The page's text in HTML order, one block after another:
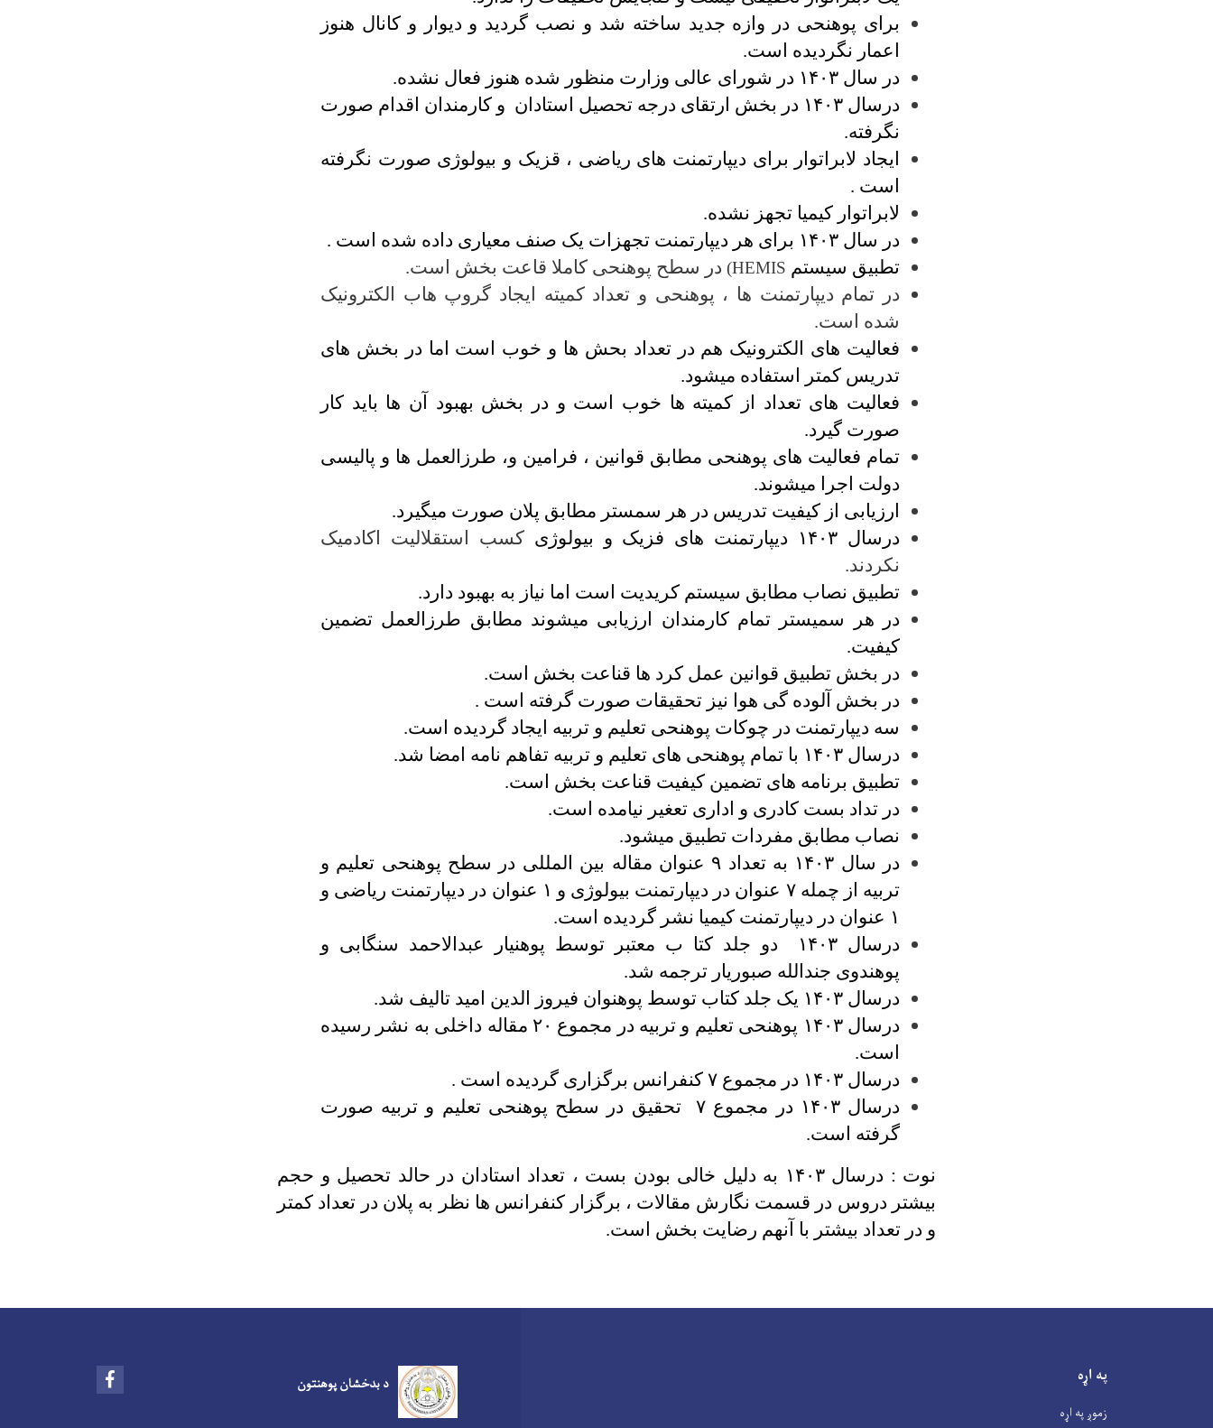
برای پوهنحی در وازه جدید ساخته شد و نصب گردید و دیوار و کانال هنوز
اعمار نگردیده است.
در سال ۱۴۰۳ در شورای عالی وزارت منظور شده هنوز فعال نشده.
درسال ۱۴۰۳ در بخش ارتقای درجه تحصیل استادان و کارمندان اقدام صورت
نگرفته.
ایجاد لابراتوار برای دیپارتمنت های ریاضی ، قزیک و بیولوژی صورت نگرفته
است .
لابراتوار کیمیا تجهز نشده.
در سال ۱۴۰۳ برای هر دیپارتمنت تجهزات یک صنف معیاری داده شده است .
تطبیق سیستم HEMIS
) در سطح پوهنحی کاملا قاعت بخش است.
در تمام دیپارتمنت ها ، پوهنحی و تعداد کمیته ایجاد گروپ هاب الکترونیک
شده است.
فعالیت های الکترونیک هم در تعداد بحش ها و خوب است اما در بخش های
تدریس کمتر استفاده می­شود.
فعالیت های تعداد از کمیته ها خوب است و در بخش بهبود آن ها باید کار
صورت گیرد.
تمام فعالیت های پوهنحی مطابق قوانین ، فرامین و، طرزالعمل ها و پالیسی
دولت اجرا می­شوند.
ارزیابی از کیفیت تدریس در هر سمستر مطابق پلان صورت می­گیرد.
درسال ۱۴۰۳ دیپارتمنت های فزیک و بیولوژی
کسب استقلالیت اکادمیک
نکردند.
تطبیق نصاب مطابق سیستم کریدیت است اما نیاز به بهبود دارد.
در هر سمیستر تمام کارمندان ارزیابی می­شوند مطابق طرزالعمل تضمین
کیفیت.
در بخش تطبیق قوانین عمل کرد ها قناعت بخش است.
در بخش آلوده گی هوا نیز تحقیقات صورت گرفته است .
سه دیپارتمنت در چوکات پوهنحی تعلیم و تربیه ایجاد گردیده است.
درسال ۱۴۰۳ با تمام پوهنحی های تعلیم و تربیه تفاهم نامه امضا شد.
تطبیق برنامه های تضمین کیفیت قناعت بخش است.
در تداد بست کادری و اداری تعغیر نیامده است.
نصاب مطابق مفردات تطبیق می­شود.
در سال ۱۴۰۳ به تعداد ۹ عنوان مقاله بین المللی در سطح پوهنحی تعلیم و
تربیه از چمله ۷ عنوان در دیپارتمنت بیولوژی و ۱ عنوان در دیپارتمنت ریاضی و
۱ عنوان در دیپارتمنت کیمیا نشر گردیده است.
درسال ۱۴۰۳ دو جلد کتا ب معتبر توسط پوهنیار عبدالاحمد سنگابی و
پوهندوی جندالله صبوریار ترجمه شد.
درسال ۱۴۰۳ یک جلد کتاب توسط پوهنوان فیروز الدین امید تالیف شد.
درسال ۱۴۰۳ پوهنحی تعلیم و تربیه در مجموع ۲۰ مقاله داخلی به نشر رسیده
است.
درسال ۱۴۰۳ در مجموع ۷ کنفرانس برگزاری گردیده است .
درسال ۱۴۰۳ در مجموع ۷ تحقیق در سطح پوهنحی تعلیم و تربیه صورت
گرفته است.
نوت : درسال ۱۴۰۳ به دلیل خالی بودن بست ، تعداد استادان در حالد تحصیل و حجم
بیشتر دروس در قسمت نگارش مقالات ، برگزار کنفرانس ها نظر به پلان در تعداد کمتر
و در تعداد بیشتر با آنهم رضایت بخش است.
په اړه
زموږ په اړه
د بدخشان پوهنتون